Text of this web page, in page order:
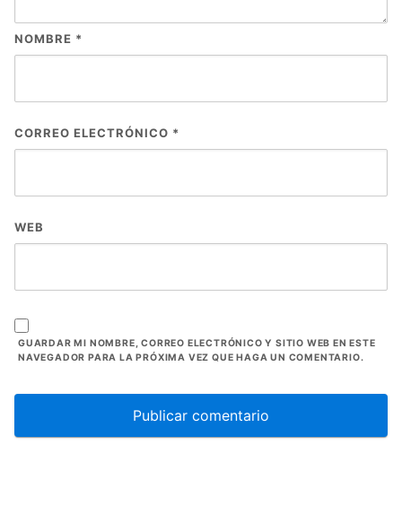
NOMBRE *
CORREO ELECTRÓNICO *
WEB
GUARDAR MI NOMBRE, CORREO ELECTRÓNICO Y SITIO WEB EN ESTE
NAVEGADOR PARA LA PRÓXIMA VEZ QUE HAGA UN COMENTARIO.